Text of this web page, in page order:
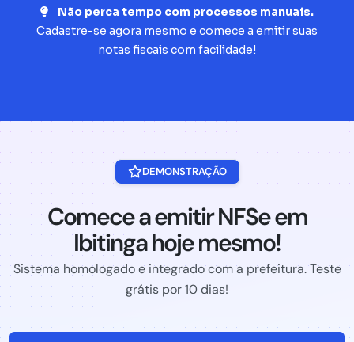
Não perca tempo com processos manuais.
Cadastre-se agora mesmo e comece a emitir suas
notas fiscais com facilidade!
DEMONSTRAÇÃO
Comece a emitir NFSe em
Ibitinga hoje mesmo!
Sistema homologado e integrado com a prefeitura. Teste
grátis por 10 dias!